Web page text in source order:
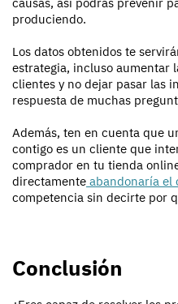
produciendo.
Los datos obtenidos te
estrategia, incluso aumentar
clientes y no dejar pasar las
respuesta de muchas
Además, ten en cuenta que
contigo es un cliente que
comprador en tu tienda
directamente abandonaría el
competencia sin decirte por
Conclusión